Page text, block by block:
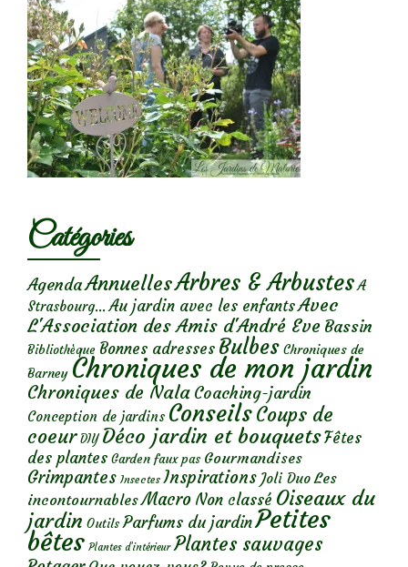
Catégories
AgendaAnnuellesArbres & Arbustes A
Strasbourg... Au jardin avec les enfantsAvec
L'Association des Amis d'André Eve Bassin
Bibliothèque Bonnes adresses Bulbes Chroniques de
Barney Chroniques de mon jardin
Chroniques de Nala Coaching-jardin
Conception de jardins ConseilsCoups de
coeur DIY Déco jardin et bouquetsFêtes
des plantes Garden faux pas Gourmandises
Grimpantes Insectes Inspirations Joli Duo Les
incontournables Macro Non classé Oiseaux du
jardin Outils Parfums du jardinPetites
bêtes Plantes d’intérieur Plantes sauvages